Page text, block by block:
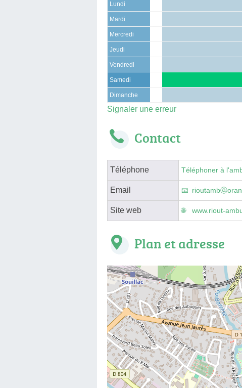
Lundi
Mardi
Mercredi
Jeudi
Vendredi
Samedi
Dimanche
Signaler une erreur
Contact
Téléphone Téléphoner à
Email
Site web www.riout-
Plan et adresse